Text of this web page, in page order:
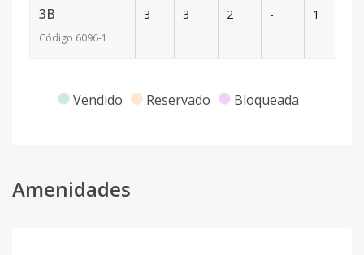
3B
Código 6096-1
3 3 2 - 1
Vendido Reservado Bloqueada
Amenidades